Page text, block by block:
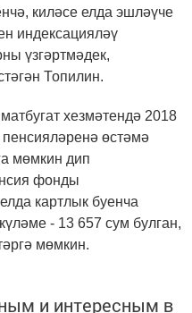
киләсе елда эшләүче
индексацияләү
үзгәртмәдек,
Топилин.
хезмәтендә 2018
өстәмә
мөмкин дип
фонды
картлык буенча
- 13 657 сум булган,
мөмкин.
и интересным в